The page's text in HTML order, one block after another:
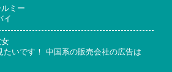
ミー
イ
たいです！ 中国系の販売会社の広告は